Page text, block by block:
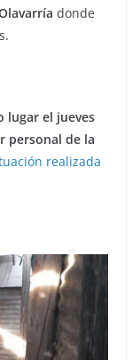
donde
lugar el jueves
personal de la
realizada